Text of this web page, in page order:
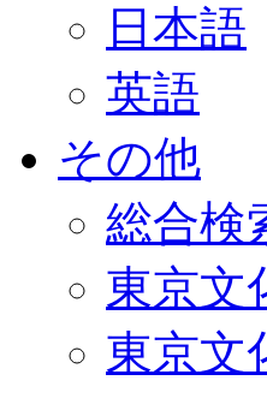
日本語
英語
その他
総合検
東京文
東京文